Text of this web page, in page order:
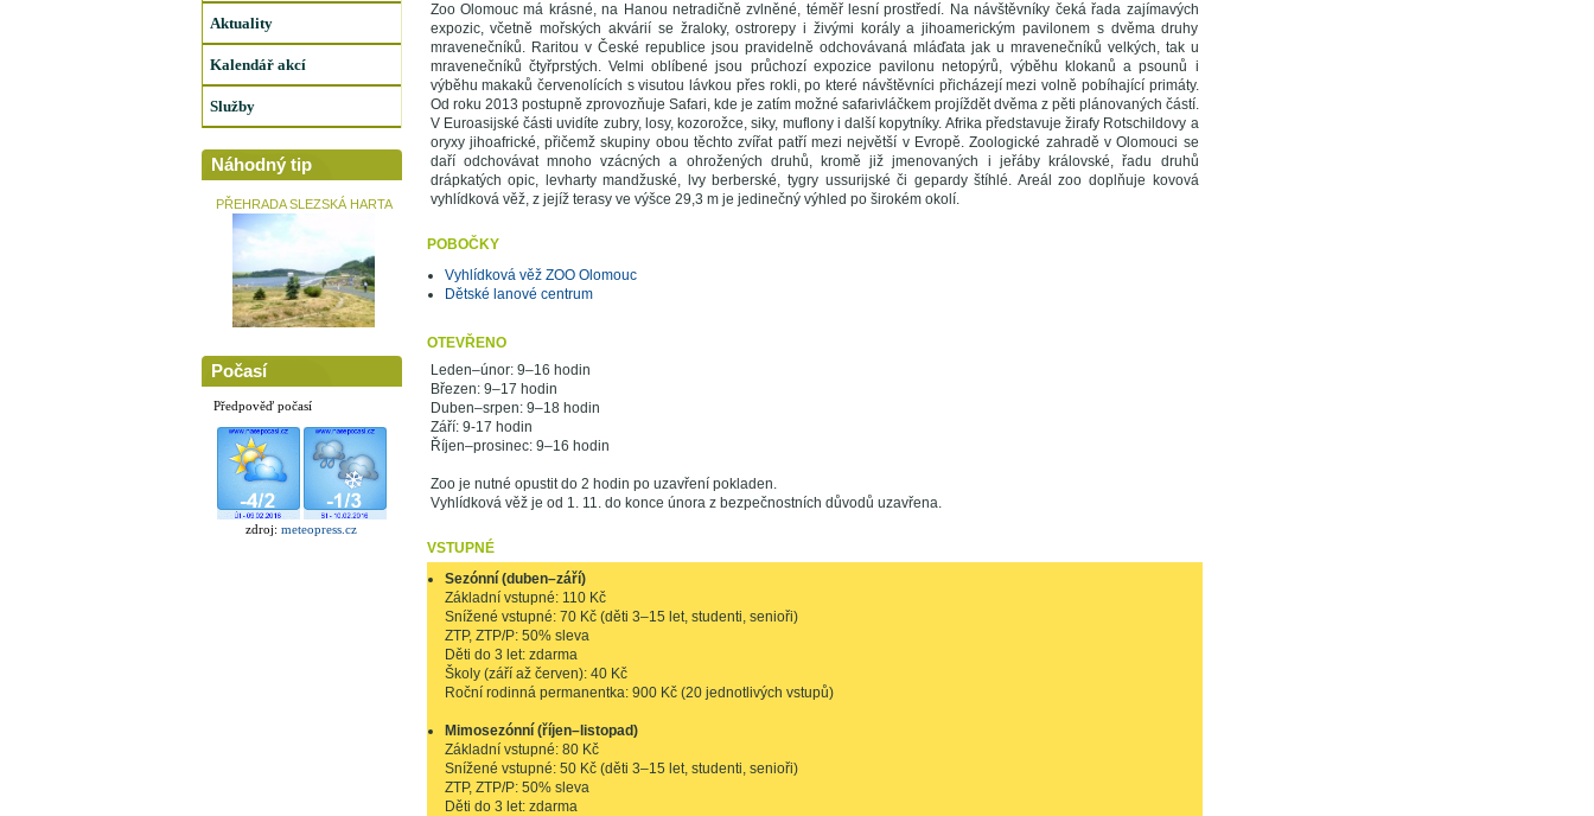
Aktuality
Kalendář akcí
Služby
Náhodný tip
PŘEHRADA SLEZSKÁ HARTA
Počasí
Předpověď počasí
zdroj: meteopress.cz
Zoo Olomouc má krásné, na Hanou netradičně zvlněné, téměř lesní prostředí. Na návštěvníky čeká řada zajímavých
expozic, včetně mořských akvárií se žraloky, ostrorepy i živými korály a jihoamerickým pavilonem s dvěma druhy
mravenečníků. Raritou v České republice jsou pravidelně odchovávaná mláďata jak u mravenečníků velkých, tak u
mravenečníků čtyřprstých. Velmi oblíbené jsou průchozí expozice pavilonu netopýrů, výběhu klokanů a psounů i
výběhu makaků červenolících s visutou lávkou přes rokli, po které návštěvníci přicházejí mezi volně pobíhající primáty.
Od roku 2013 postupně zprovozňuje Safari, kde je zatím možné safarivláčkem projíždět dvěma z pěti plánovaných částí.
V Euroasijské části uvidíte zubry, losy, kozorožce, siky, muflony i další kopytníky. Afrika představuje žirafy Rotschildovy a
oryxy jihoafrické, přičemž skupiny obou těchto zvířat patří mezi největší v Evropě. Zoologické zahradě v Olomouci se
daří odchovávat mnoho vzácných a ohrožených druhů, kromě již jmenovaných i jeřáby královské, řadu druhů
drápkatých opic, levharty mandžuské, lvy berberské, tygry ussurijské či gepardy štíhlé. Areál zoo doplňuje kovová
vyhlídková věž, z jejíž terasy ve výšce 29,3 m je jedinečný výhled po širokém okolí.
POBOČKY
Vyhlídková věž ZOO Olomouc
Dětské lanové centrum
OTEVŘENO
Leden–únor: 9–16 hodin
Březen: 9–17 hodin
Duben–srpen: 9–18 hodin
Září: 9-17 hodin
Říjen–prosinec: 9–16 hodin
Zoo je nutné opustit do 2 hodin po uzavření pokladen.
Vyhlídková věž je od 1. 11. do konce února z bezpečnostních důvodů uzavřena.
VSTUPNÉ
Sezónní (duben–září)
Základní vstupné: 110 Kč
Snížené vstupné: 70 Kč (děti 3–15 let, studenti, senioři)
ZTP, ZTP/P: 50% sleva
Děti do 3 let: zdarma
Školy (září až červen): 40 Kč
Roční rodinná permanentka: 900 Kč (20 jednotlivých vstupů)
Mimosezónní (říjen–listopad)
Základní vstupné: 80 Kč
Snížené vstupné: 50 Kč (děti 3–15 let, studenti, senioři)
ZTP, ZTP/P: 50% sleva
Děti do 3 let: zdarma